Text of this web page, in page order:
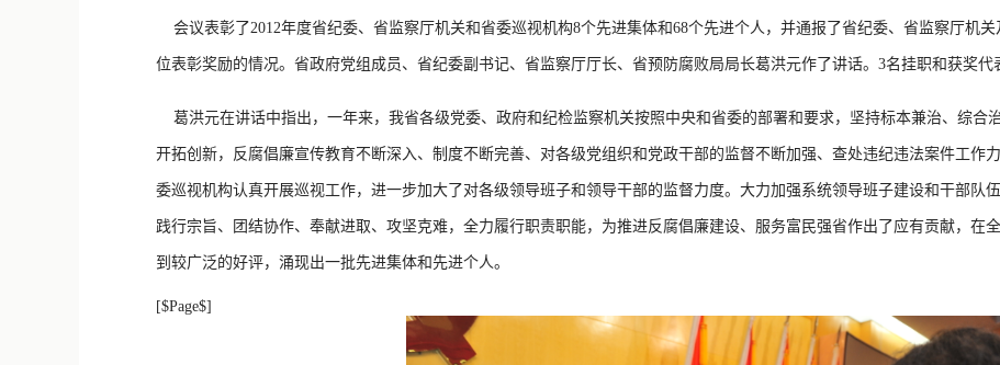
会议表彰了2012年度省纪委、省监察厅机关和省委巡视机构8个先进集体和68个先进个人，并通报了省纪委、省监察厅机
位表彰奖励的情况。省政府党组成员、省纪委副书记、省监察厅厅长、省预防腐败局局长葛洪元作了讲话。3名挂职和获奖代
葛洪元在讲话中指出，一年来，我省各级党委、政府和纪检监察机关按照中央和省委的部署和要求，坚持标本兼治、综合
开拓创新，反腐倡廉宣传教育不断深入、制度不断完善、对各级党组织和党政干部的监督不断加强、查处违纪违法案件工作
委巡视机构认真开展巡视工作，进一步加大了对各级领导班子和领导干部的监督力度。大力加强系统领导班子建设和干部队
践行宗旨、团结协作、奉献进取、攻坚克难，全力履行职责职能，为推进反腐倡廉建设、服务富民强省作出了应有贡献，在
到较广泛的好评，涌现出一批先进集体和先进个人。
[$Page$]